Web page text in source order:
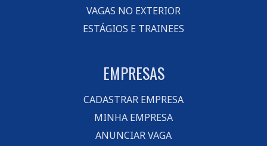
VAGAS NO EXTERIOR
ESTÁGIOS E TRAINEES
EMPRESAS
CADASTRAR EMPRESA
MINHA EMPRESA
ANUNCIAR VAGA